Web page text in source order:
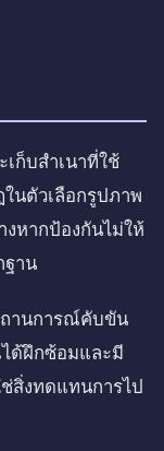
ก็บสำเนาที่ใช้
นตัวเลือกรูปภาพ
หากป้องกันไม่ให้
ฐาน
ถานการณ์คับขัน
ด้ฝึกซ้อมและมี
สิ่งทดแทนการไป